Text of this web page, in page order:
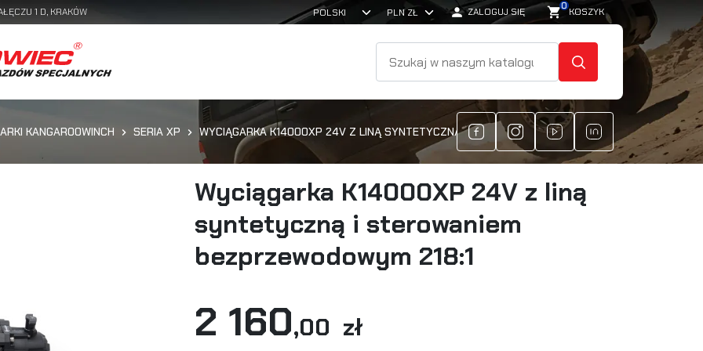
1 D, KRAKÓW  ZALOGUJ SIĘ shopping_cart0 KOSZYK
SZUKAJ
KANGAROOWINCH SERIA XP WYCIĄGARKA K14000XP 24V Z LINĄ SYNTETYCZNĄ I STEROWANIEM BEZPRZEWODOWYM 218:1
Wyciągarka K14000XP 24V z liną
syntetyczną i sterowaniem
bezprzewodowym 218:1
2 160,00 zł